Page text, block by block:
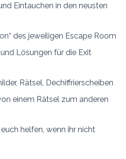
Eintauchen in den neusten
des jeweiligen Escape Room
Lösungen für die Exit
Rätsel, Dechiffrierscheiben
einem Rätsel zum anderen
helfen, wenn ihr nicht